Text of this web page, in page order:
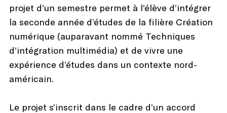
projet d’un semestre permet à l’élève d’intégrer
la seconde année d’études de la filière Création
numérique (auparavant nommé Techniques
d’intégration multimédia) et de vivre une
expérience d’études dans un contexte nord-
américain.
Le projet s’inscrit dans le cadre d’un accord